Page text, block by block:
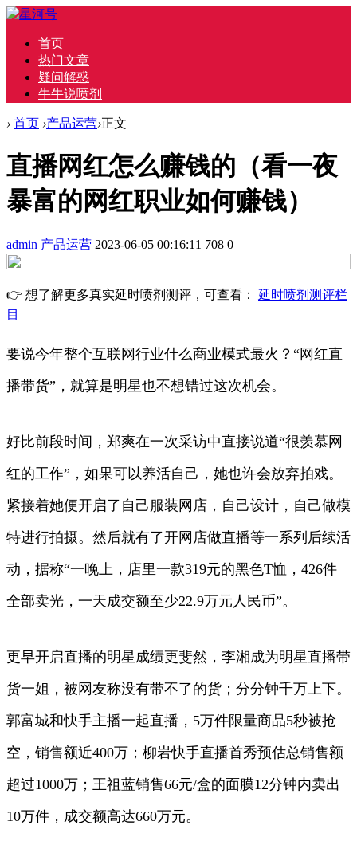
首页
热门文章
疑问解惑
牛牛说喷剂
› 首页 ›产品运营›正文
直播网红怎么赚钱的（看一夜
暴富的网红职业如何赚钱）
admin 产品运营 2023-06-05 00:16:11 708 0
👉 想了解更多真实延时喷剂测评，可查看： 延时喷剂测评栏
目
要说今年整个互联网行业什么商业模式最火？“网红直
播带货”，就算是明星也不想错过这次机会。
好比前段时间，郑爽在一次采访中直接说道“很羡慕网
红的工作”，如果可以养活自己，她也许会放弃拍戏。
紧接着她便开启了自己服装网店，自己设计，自己做模
特进行拍摄。然后就有了开网店做直播等一系列后续活
动，据称“一晚上，店里一款319元的黑色T恤，426件
全部卖光，一天成交额至少22.9万元人民币”。
更早开启直播的明星成绩更斐然，李湘成为明星直播带
货一姐，被网友称没有带不了的货；分分钟千万上下。
郭富城和快手主播一起直播，5万件限量商品5秒被抢
空，销售额近400万；柳岩快手直播首秀预估总销售额
超过1000万；王祖蓝销售66元/盒的面膜12分钟内卖出
10万件，成交额高达660万元。